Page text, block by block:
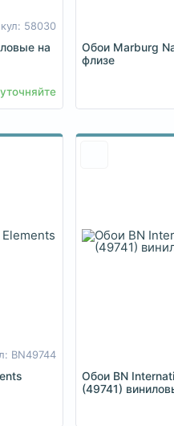
58030
на
Обои Marburg
флизе
BN49744
Обои BN
(49741)